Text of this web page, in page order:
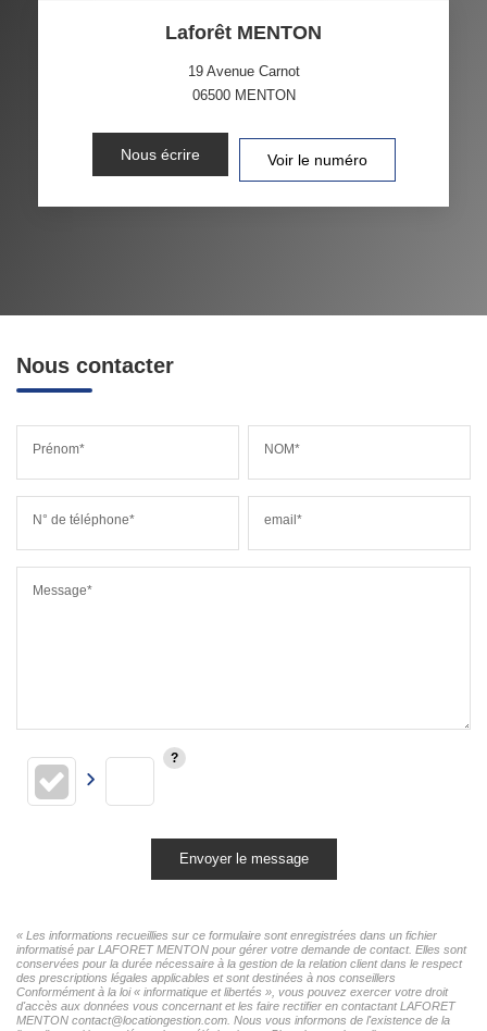
Laforêt MENTON
19 Avenue Carnot
06500 MENTON
Nous écrire Voir le numéro
Nous contacter
Prénom* NOM*
N° de téléphone* email*
Message*
Envoyer le message
« Les informations recueillies sur ce formulaire sont enregistrées dans un fichier
informatisé par LAFORET MENTON pour gérer votre demande de contact. Elles sont
conservées pour la durée nécessaire à la gestion de la relation client dans le respect
des prescriptions légales applicables et sont destinées à nos conseillers
Conformément à la loi « informatique et libertés », vous pouvez exercer votre droit
d'accès aux données vous concernant et les faire rectifier en contactant LAFORET
MENTON contact@locationgestion.com. Nous vous informons de l'existence de la